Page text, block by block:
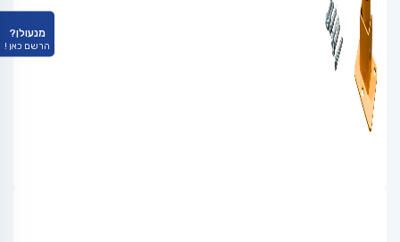
מנעולן?
הרשם כאן !